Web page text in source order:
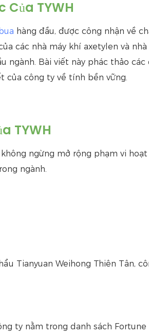
Của TYWH
hàng đầu, được công nhận về
các nhà máy khí axetylen và
ngành. Bài viết này phác thảo
của công ty về tính bền vững.
TYWH
ngừng mở rộng phạm vi
ngành.
Tianyuan Weihong Thiên Tân,
ty nằm trong danh sách